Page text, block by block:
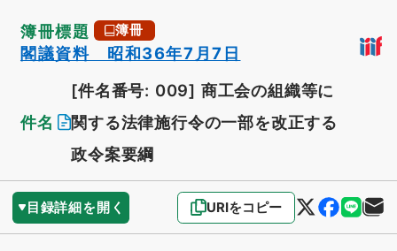
簿冊標題 簿冊
閣議資料 昭和36年7月7日
件名
[件名番号: 009] 商工会の組織等に
関する法律施行令の一部を改正する
政令案要綱
目録詳細を開く URIをコピー